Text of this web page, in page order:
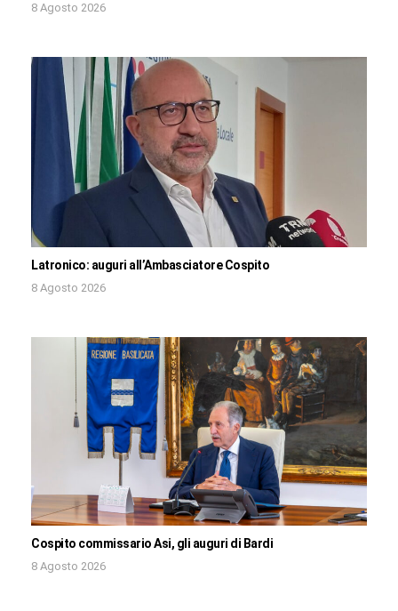
8 Agosto 2026
Latronico: auguri all’Ambasciatore Cospito
8 Agosto 2026
Cospito commissario Asi, gli auguri di Bardi
8 Agosto 2026